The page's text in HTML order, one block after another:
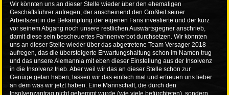
Wir könnten uns an dieser Stelle wieder über den ehemaligen
Geschäftsführer aufregen, der anscheinend den Großteil seiner
Arbeitszeit in die Bekämpfung der eigenen Fans investierte und der kurz
vor seinem Abgang noch unsere restlichen Auswärtsgegner anschrieb,
damit diese sein bescheuertes Fahnenverbot durchsetzen. Wir könnten
uns an dieser Stelle wieder über das abgetretene Team Versager 2018
aufregen, das die übersteigerte Erwartungshaltung schon im Namen trug
und das unsere Alemannia mit eben dieser Einstellung aus der Insolvenz
in die Insolvenz trieb. Aber weil wir das an dieser Stelle schon zur
Genüge getan haben, lassen wir das einfach mal und erfreuen uns lieber
an dem was wir jetzt haben. Eine Mannschaft, die durch den